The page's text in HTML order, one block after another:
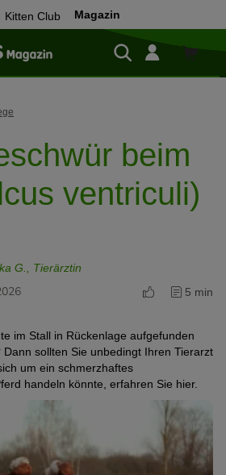
Kitten Club Magazin
Zum
beim
ventriculi)
G., Tierärztin
5 min
im Stall in Rückenlage aufgefunden
sollten Sie unbedingt Ihren Tierarzt
um ein schmerzhaftes
handeln könnte, erfahren Sie hier.